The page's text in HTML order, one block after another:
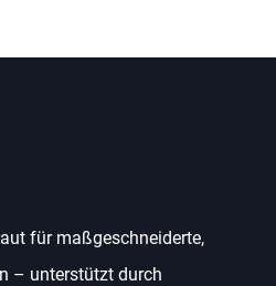
für maßgeschneiderte,
– unterstützt durch